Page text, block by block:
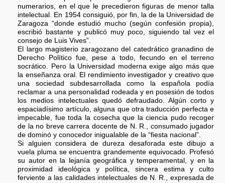
numerarios, en el que le precedieron figuras de menor talla
intelectual. En 1954 consiguió, por fin, la de la Universidad de
Zaragoza “donde estudió mucho (según confesión propia),
escribió bastante y publicó muy poco, siguiendo tal vez el
consejo de Luis Vives”.
El largo magisterio zaragozano del catedrático granadino de
Derecho Político fue, pese a todo, fecundo en el terreno
socrático. Pero la Universidad moderna exige algo más que
la enseñanza oral. El rendimiento investigador y creativo que
una sociedad subdesarrollada como la española podía
reclamar a una personalidad rodeada y en posesión de todos
los medios intelectuales quedó defraudado. Algún corto y
espaciadísimo artículo, alguna que otra traducción perfecta e
impecable, fue toda la cosecha que la ciencia pudo recoger
de la no breve carrera docente de N. R., consumado jugador
de dominó y conocedor inigualable de la “fiesta nacional”.
Si alguien considera de dureza desaforada este dibujo a
vuela pluma se encuentra grandemente equivocado. Profesó
su autor en la lejanía geográfica y temperamental, y en la
proximidad ideológica y política, sincera estima y culto
ferviente a las calidades intelectuales de N. R., expresada de